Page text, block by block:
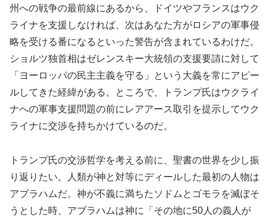
州への戦争の最前線にあるから、ドイツやフランスはウク
ライナを支援しなければ、次はあなた方がロシアの軍事侵
略を受ける番になるといった警告が含まれているわけだ。
ショルツ独首相はゼレンスキー大統領の支援要請に対して
「ヨーロッパの民主主義を守る」という大義を常にアピー
ルしてきた経緯がある。ところで、トランプ氏はウクライ
ナへの軍事支援問題の前にレアアース取引を提示してウク
ライナに交渉を持ちかけているのだ。
トランプ氏の交渉哲学を考える前に、聖書の世界を少し振
り返りたい。人類が神と対等にディールした最初の人物は
アブラハムだ。神が不義に満ちたソドムとゴモラを滅ぼそ
うとした時、アブラハムは神に「その地に50人の義人が